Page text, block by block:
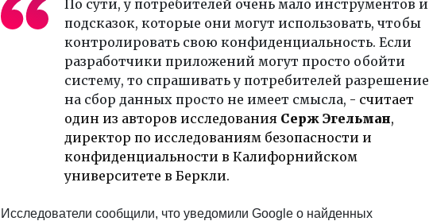
По сути, у потребителей очень мало инструментов и
подсказок, которые они могут использовать, чтобы
контролировать свою конфиденциальность. Если
разработчики приложений могут просто обойти
систему, то спрашивать у потребителей разрешение
на сбор данных просто не имеет смысла, - считает
один из авторов исследования Серж Эгельман,
директор по исследованиям безопасности и
конфиденциальности в Калифорнийском
университете в Беркли.
Исследователи сообщили, что уведомили Google о найденных